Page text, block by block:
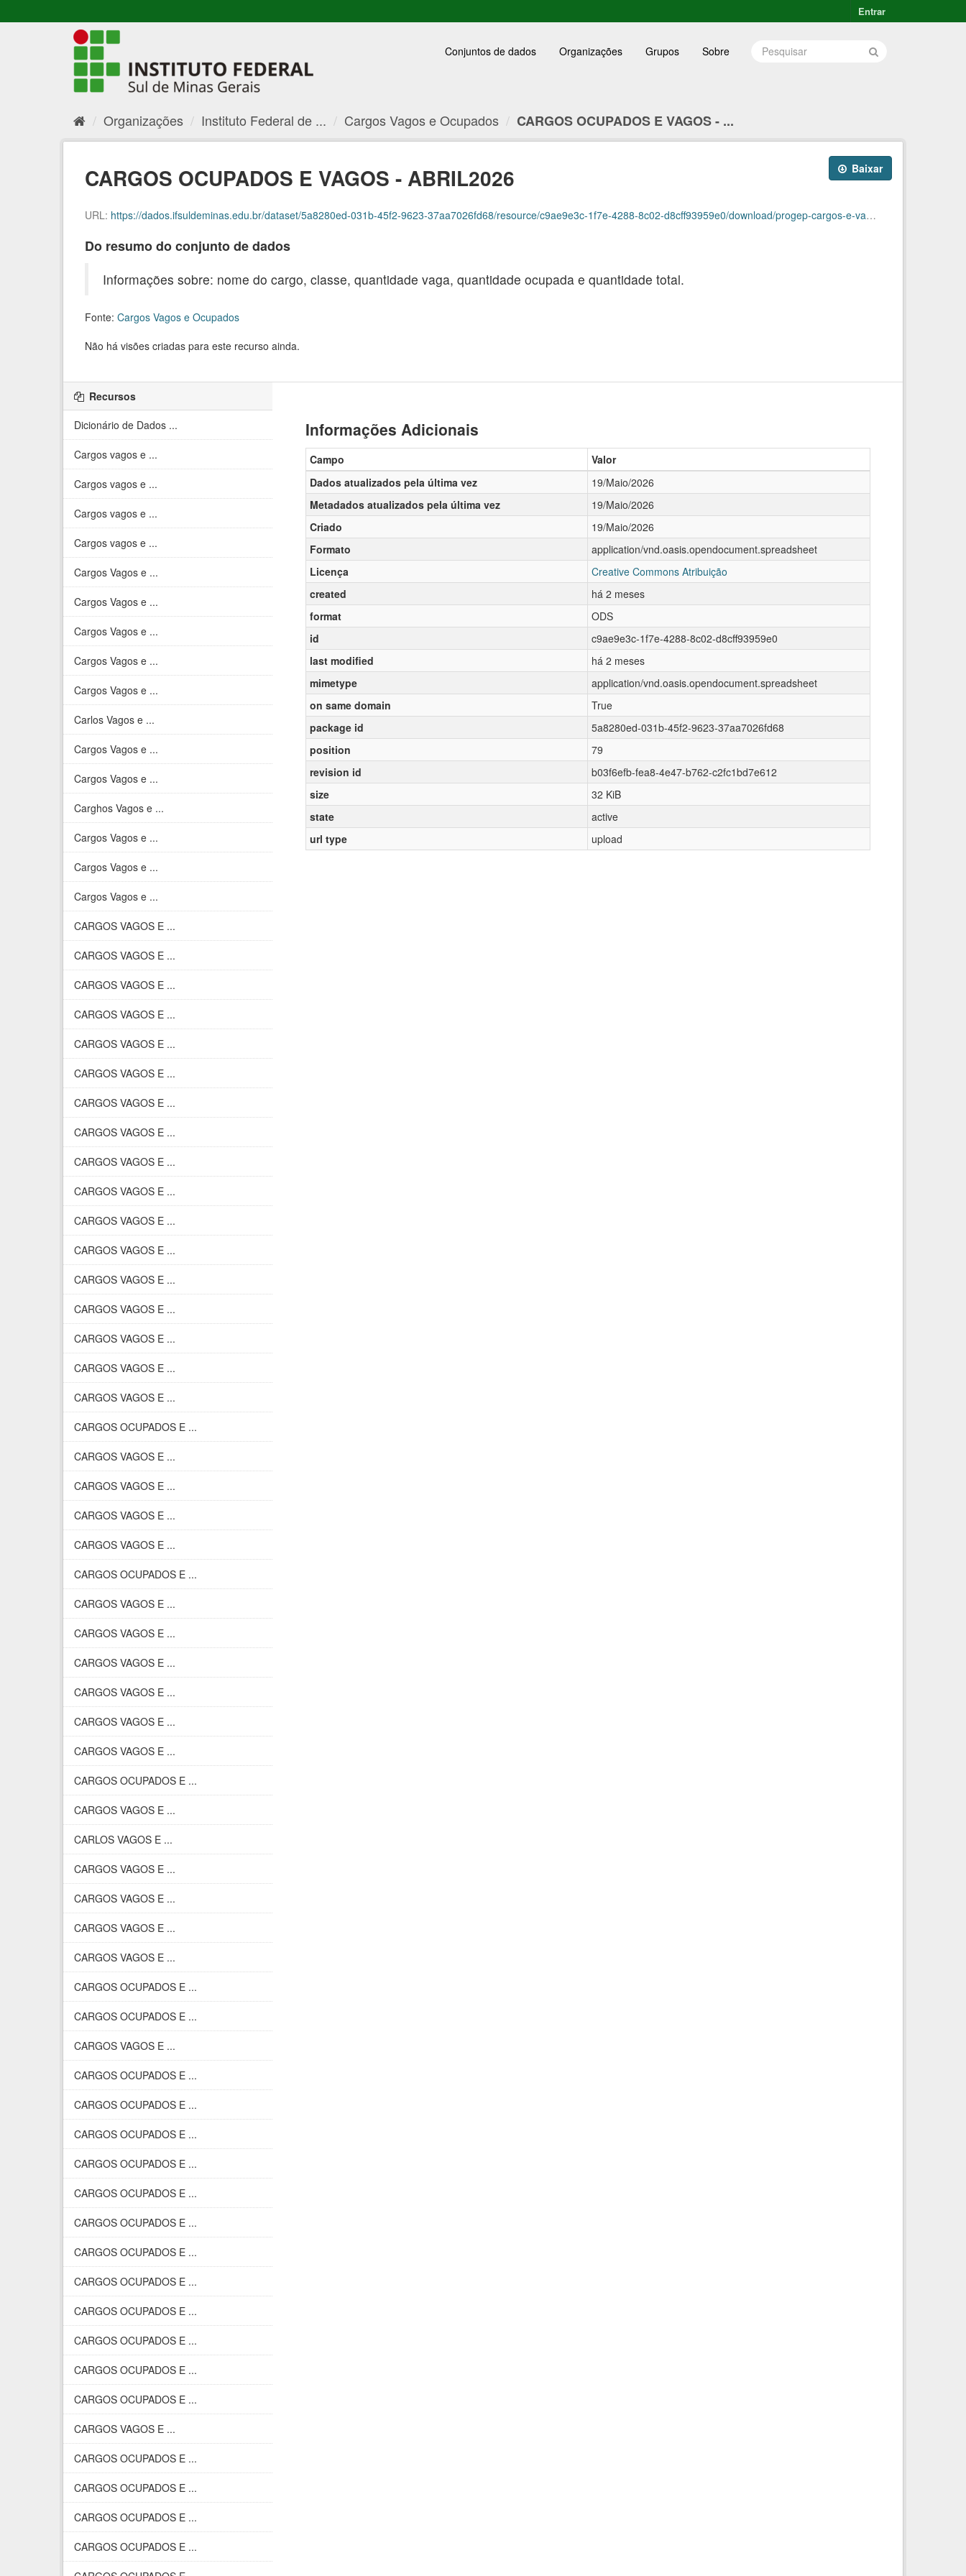
Entrar
Conjuntos de dados Organizações Grupos Sobre
Organizações Instituto Federal de ... Cargos Vagos e Ocupados CARGOS OCUPADOS E VAGOS - ...
Baixar
CARGOS OCUPADOS E VAGOS - ABRIL2026
URL: https://dados.ifsuldeminas.edu.br/dataset/5a8280ed-031b-45f2-9623-37aa7026fd68/resource/c9ae9e3c-1f7e-4288-8c02-d8cff93959e0/download/progep-cargos-e-vagas-abril2026.ods
Do resumo do conjunto de dados
Informações sobre: nome do cargo, classe, quantidade vaga, quantidade ocupada e quantidade total.
Fonte: Cargos Vagos e Ocupados
Não há visões criadas para este recurso ainda.
Recursos
Dicionário de Dados ...
Cargos vagos e ...
Cargos vagos e ...
Cargos vagos e ...
Cargos vagos e ...
Cargos Vagos e ...
Cargos Vagos e ...
Cargos Vagos e ...
Cargos Vagos e ...
Cargos Vagos e ...
Carlos Vagos e ...
Cargos Vagos e ...
Cargos Vagos e ...
Carghos Vagos e ...
Cargos Vagos e ...
Cargos Vagos e ...
Cargos Vagos e ...
CARGOS VAGOS E ...
CARGOS VAGOS E ...
CARGOS VAGOS E ...
CARGOS VAGOS E ...
CARGOS VAGOS E ...
CARGOS VAGOS E ...
CARGOS VAGOS E ...
CARGOS VAGOS E ...
CARGOS VAGOS E ...
CARGOS VAGOS E ...
CARGOS VAGOS E ...
CARGOS VAGOS E ...
CARGOS VAGOS E ...
CARGOS VAGOS E ...
CARGOS VAGOS E ...
CARGOS VAGOS E ...
CARGOS VAGOS E ...
CARGOS OCUPADOS E ...
CARGOS VAGOS E ...
CARGOS VAGOS E ...
CARGOS VAGOS E ...
CARGOS VAGOS E ...
CARGOS OCUPADOS E ...
CARGOS VAGOS E ...
CARGOS VAGOS E ...
CARGOS VAGOS E ...
CARGOS VAGOS E ...
CARGOS VAGOS E ...
CARGOS VAGOS E ...
CARGOS OCUPADOS E ...
CARGOS VAGOS E ...
CARLOS VAGOS E ...
CARGOS VAGOS E ...
CARGOS VAGOS E ...
CARGOS VAGOS E ...
CARGOS VAGOS E ...
CARGOS OCUPADOS E ...
CARGOS OCUPADOS E ...
CARGOS VAGOS E ...
CARGOS OCUPADOS E ...
CARGOS OCUPADOS E ...
CARGOS OCUPADOS E ...
CARGOS OCUPADOS E ...
CARGOS OCUPADOS E ...
CARGOS OCUPADOS E ...
CARGOS OCUPADOS E ...
CARGOS OCUPADOS E ...
CARGOS OCUPADOS E ...
CARGOS OCUPADOS E ...
CARGOS OCUPADOS E ...
CARGOS OCUPADOS E ...
CARGOS VAGOS E ...
CARGOS OCUPADOS E ...
CARGOS OCUPADOS E ...
CARGOS OCUPADOS E ...
CARGOS OCUPADOS E ...
Informações Adicionais
Campo
Valor
Dados atualizados pela última vez
19/Maio/2026
Metadados atualizados pela última vez
19/Maio/2026
Criado
19/Maio/2026
Formato
application/vnd.oasis.opendocument.spreadsheet
Licença
Creative Commons Atribuição
created
há 2 meses
format
ODS
id
c9ae9e3c-1f7e-4288-8c02-d8cff93959e0
last modified
há 2 meses
mimetype
application/vnd.oasis.opendocument.spreadsheet
on same domain
True
package id
5a8280ed-031b-45f2-9623-37aa7026fd68
position
79
revision id
b03f6efb-fea8-4e47-b762-c2fc1bd7e612
size
32 KiB
state
active
url type
upload